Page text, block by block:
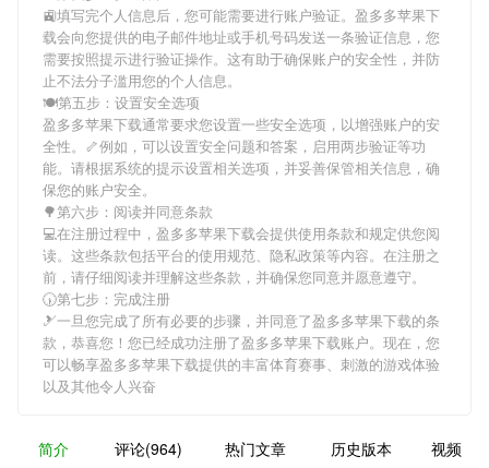
🚉填写完个人信息后，您可能需要进行账户验证。 盈多多苹果下
载会向您提供的电子邮件地址或手机号码发送一条验证信息，您
需要按照提示进行验证操作。这有助于确保账户的安全性，并防
止不法分子滥用您的个人信息。
🍽第五步：设置安全选项
盈多多苹果下载通常要求您设置一些安全选项，以增强账户的安
全性。🦴例如，可以设置安全问题和答案，启用两步验证等功
能。请根据系统的提示设置相关选项，并妥善保管相关信息，确
保您的账户安全。
🌳第六步：阅读并同意条款
💻在注册过程中， 盈多多苹果下载会提供使用条款和规定供您阅
读。这些条款包括平台的使用规范、隐私政策等内容。在注册之
前，请仔细阅读并理解这些条款，并确保您同意并愿意遵守。
🕠第七步：完成注册
🎿一旦您完成了所有必要的步骤，并同意了盈多多苹果下载的条
款，恭喜您！您已经成功注册了盈多多苹果下载账户。现在，您
可以畅享盈多多苹果下载提供的丰富体育赛事、刺激的游戏体验
以及其他令人兴奋
简介 评论(964) 热门文章 历史版本 视频